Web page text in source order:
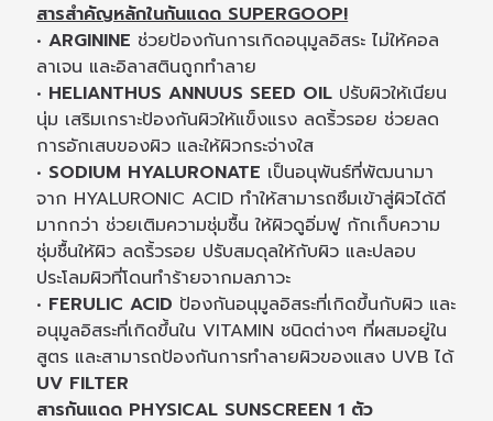
สารสำคัญหลักในกันแดด SUPERGOOP!
•ARGININE ช่วยป้องกันการเกิดอนุมูลอิสระ ไม่ให้คอล
ลาเจน และอิลาสตินถูกทำลาย
• HELIANTHUS ANNUUS SEED OIL ปรับผิวให้เนียน
นุ่ม เสริมเกราะป้องกันผิวให้แข็งแรง ลดริ้วรอย ช่วยลด
การอักเสบของผิว และให้ผิวกระจ่างใส
• SODIUM HYALURONATE เป็นอนุพันธ์ที่พัฒนามา
จาก HYALURONIC ACID ทำให้สามารถซึมเข้าสู่ผิวได้ดี
มากกว่า ช่วยเติมความชุ่มชื้น ให้ผิวดูอิ่มฟู กักเก็บความ
ชุ่มชื้นให้ผิว ลดริ้วรอย ปรับสมดุลให้กับผิว และปลอบ
ประโลมผิวที่โดนทำร้ายจากมลภาวะ
• FERULIC ACID ป้องกันอนุมูลอิสระที่เกิดขึ้นกับผิว และ
อนุมูลอิสระที่เกิดขึ้นใน VITAMIN ชนิดต่างๆ ที่ผสมอยู่ใน
สูตร และสามารถป้องกันการทำลายผิวของแสง UVB ได้
UV FILTER
สารกันแดด PHYSICAL SUNSCREEN 1 ตัว